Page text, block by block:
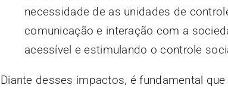
necessidade de as unidades de
comunicação e interação com a
acessível e estimulando o controle
Diante desses impactos, é fundamental